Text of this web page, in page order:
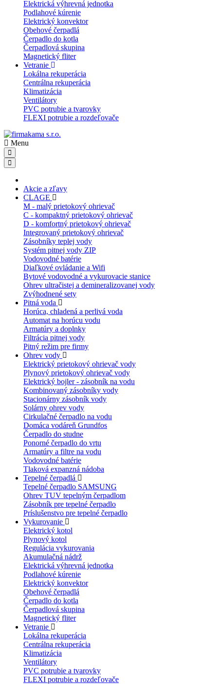
Elektrická výhrevná jednotka
Podlahové kúrenie
Elektrický konvektor
Obehové čerpadlá
Čerpadlo do kotla
Čerpadlová skupina
Magnetický fliter
Vetranie
Lokálna rekuperácia
Centrálna rekuperácia
Klimatizácia
Ventilátory
PVC potrubie a tvarovky
FLEXI potrubie a rozdeľovače
Menu
Akcie a zľavy
CLAGE
M - malý prietokový ohrievač
C - kompaktný prietokový ohrievač
D - komfortný prietokový ohrievač
Integrovaný prietokový ohrievač
Zásobníky teplej vody
Systém pitnej vody ZIP
Vodovodné batérie
Diaľkové ovládanie a Wifi
Bytové vodovodné a vykurovacie stanice
Ohrev ultračistej a demineralizovanej vody
Zvýhodnené sety
Pitná voda
Horúca, chladená a perlivá voda
Automat na horúcu vodu
Armatúry a doplnky
Filtrácia pitnej vody
Pitný režim pre firmy
Ohrev vody
Elektrický prietokový ohrievač vody
Plynový prietokový ohrievač vody
Elektrický bojler - zásobník na vodu
Kombinovaný zásobníky vody
Stacionárny zásobník vody
Solárny ohrev vody
Cirkulačné čerpadlo na vodu
Domáca vodáreň Grundfos
Čerpadlo do studne
Ponorné čerpadlo do vrtu
Armatúry a filtre na vodu
Vodovodné batérie
Tlaková expanzná nádoba
Tepelné čerpadlá
Tepelné čerpadlo SAMSUNG
Ohrev TUV tepelným čerpadlom
Zásobník pre tepelné čerpadlo
Príslušenstvo pre tepelné čerpadlo
Vykurovanie
Elektrický kotol
Plynový kotol
Regulácia vykurovania
Akumulačná nádrž
Elektrická výhrevná jednotka
Podlahové kúrenie
Elektrický konvektor
Obehové čerpadlá
Čerpadlo do kotla
Čerpadlová skupina
Magnetický fliter
Vetranie
Lokálna rekuperácia
Centrálna rekuperácia
Klimatizácia
Ventilátory
PVC potrubie a tvarovky
FLEXI potrubie a rozdeľovače